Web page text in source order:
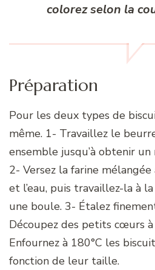
colorez selon la
Préparation
Pour les deux types de
même. 1- Travaillez le
ensemble jusqu’à obtenir
2- Versez la farine mélangée
et l’eau, puis travaillez-la à
une boule. 3- Étalez
Découpez des petits cœurs à
Enfournez à 180°C les
fonction de leur taille.